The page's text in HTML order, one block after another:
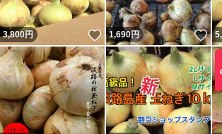
3,800円 いいね！
1,690円 い